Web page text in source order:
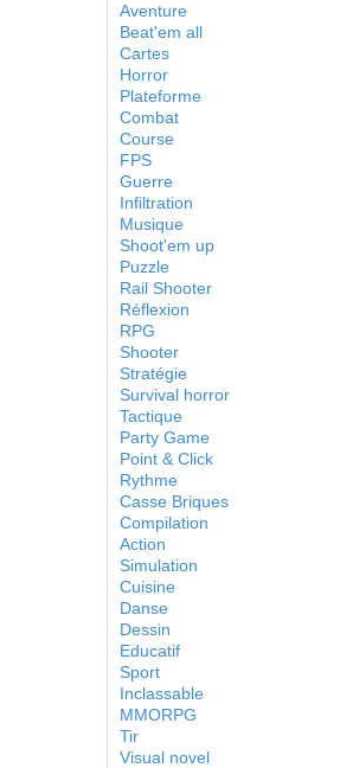
Aventure
Beat'em all
Cartes
Horror
Plateforme
Combat
Course
FPS
Guerre
Infiltration
Musique
Shoot'em up
Puzzle
Rail Shooter
Réflexion
RPG
Shooter
Stratégie
Survival horror
Tactique
Party Game
Point & Click
Rythme
Casse Briques
Compilation
Action
Simulation
Cuisine
Danse
Dessin
Educatif
Sport
Inclassable
MMORPG
Tir
Visual novel